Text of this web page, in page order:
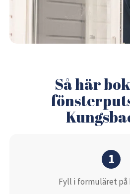
Så här
1
Fyll i formuläret på